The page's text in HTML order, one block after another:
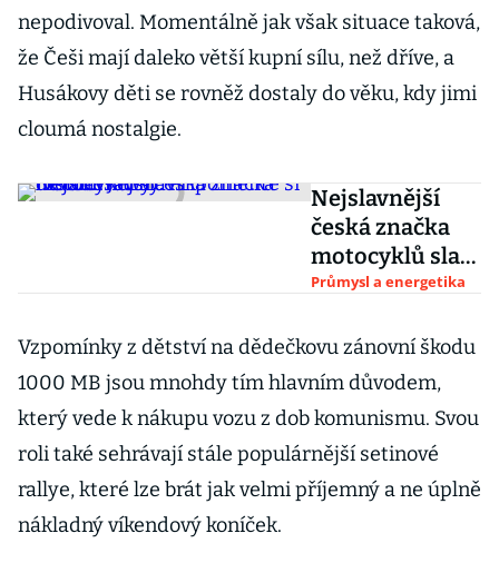
nepodivoval. Momentálně jak však situace taková,
že Češi mají daleko větší kupní sílu, než dříve, a
Husákovy děti se rovněž dostaly do věku, kdy jimi
cloumá nostalgie.
Nejslavnější
česká značka
motocyklů slaví
devadesátiny.
historii Jawy
Průmysl a energetika
Vzpomínky z dětství na dědečkovu zánovní škodu
1000 MB jsou mnohdy tím hlavním důvodem,
který vede k nákupu vozu z dob komunismu. Svou
roli také sehrávají stále populárnější setinové
rallye, které lze brát jak velmi příjemný a ne úplně
nákladný víkendový koníček.